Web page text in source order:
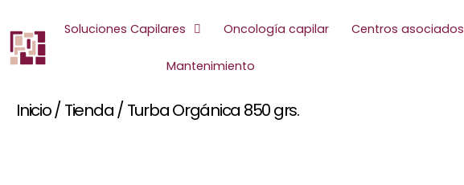
al
contenido
Soluciones Capilares Oncología capilar Centros asociados
Mantenimiento
Inicio/ Tienda/ Turba Orgánica 850 grs.